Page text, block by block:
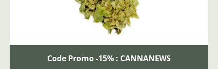
Code Promo -15% : CANNANEWS